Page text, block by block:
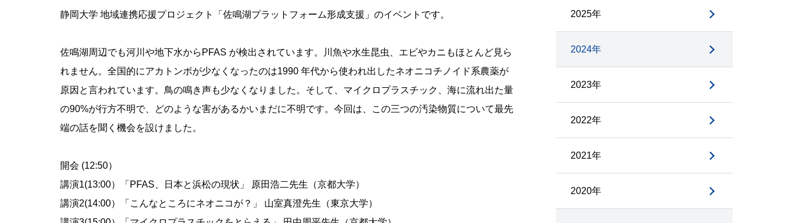
静岡大学 地域連携応援プロジェクト「佐鳴湖プラットフォーム形成支援」のイベントです。
佐鳴湖周辺でも河川や地下水からPFAS が検出されています。川魚や水生昆虫、エビやカニもほとんど見ら
れません。全国的にアカトンボが少なくなったのは1990 年代から使われ出したネオニコチノイド系農薬が
原因と言われています。鳥の鳴き声も少なくなりました。そして、マイクロプラスチック、海に流れ出た量
の90%が行方不明で、どのような害があるかいまだに不明です。今回は、この三つの汚染物質について最先
端の話を聞く機会を設けました。
開会 (12:50）
講演1(13:00）「PFAS、日本と浜松の現状」 原田浩二先生（京都大学）
講演2(14:00）「こんなところにネオニコが？」 山室真澄先生（東京大学）
2025年
2024年
2023年
2022年
2021年
2020年